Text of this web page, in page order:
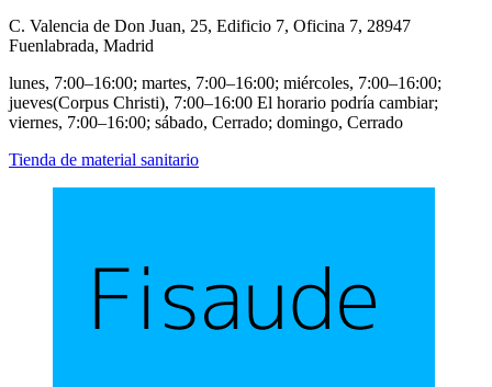
C. Valencia de Don Juan, 25, Edificio 7, Oficina 7, 28947
Fuenlabrada, Madrid
lunes, 7:00–16:00; martes, 7:00–16:00; miércoles, 7:00–16:00;
jueves(Corpus Christi), 7:00–16:00 El horario podría cambiar;
viernes, 7:00–16:00; sábado, Cerrado; domingo, Cerrado
Tienda de material sanitario